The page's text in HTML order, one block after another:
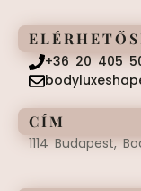
+36 20 405
CÍM
1114 Budapest,